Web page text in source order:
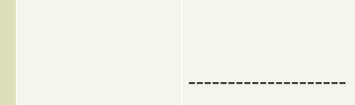
--------------------